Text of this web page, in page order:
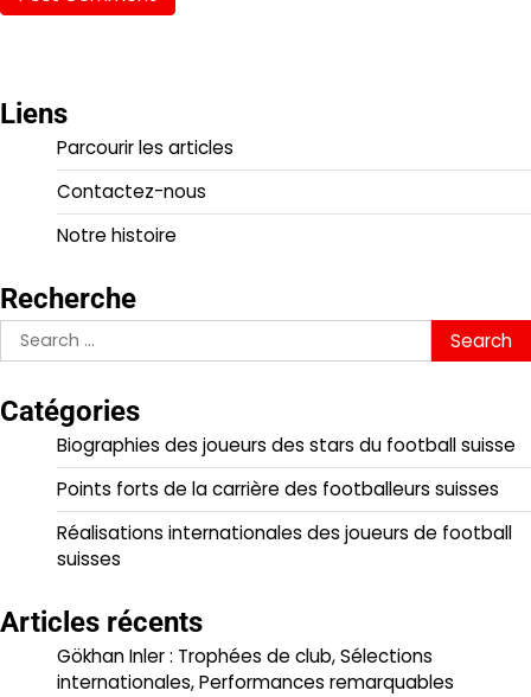
Liens
Parcourir les articles
Contactez-nous
Notre histoire
Recherche
Search
for:
Catégories
Biographies des joueurs des stars du football suisse
Points forts de la carrière des footballeurs suisses
Réalisations internationales des joueurs de football
suisses
Articles récents
Gökhan Inler : Trophées de club, Sélections
internationales, Performances remarquables